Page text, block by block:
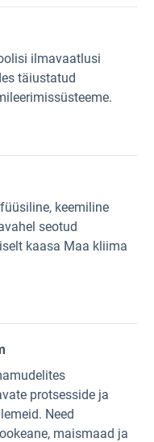
ilmavaatlusi
täiustatud
keemiline
seotud
kaasa Maa kliima
protsesside ja
Need
maismaad ja